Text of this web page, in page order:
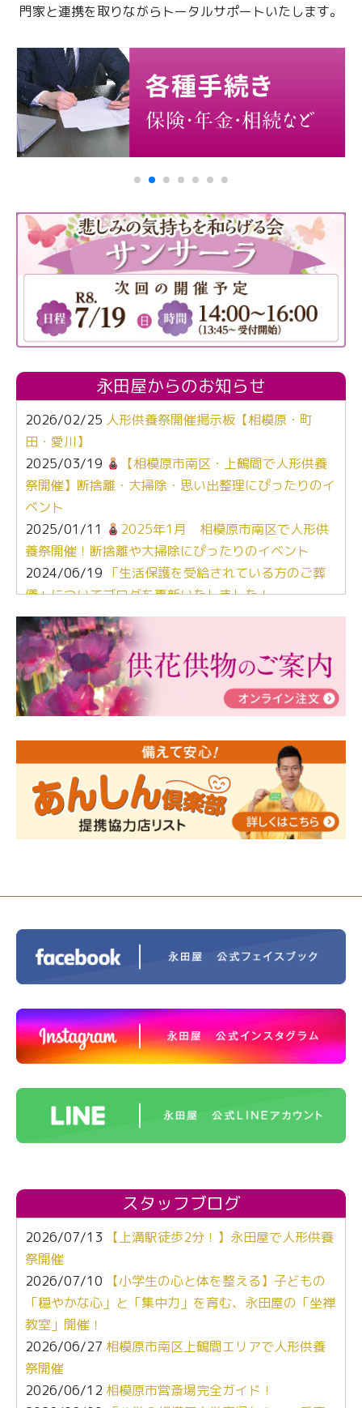
門家と連携を取りながらトータルサポートいたします。
永田屋からのお知らせ
2026/02/25 人形供養祭開催掲示板【相模原・町
田・愛川】
2025/03/19
【相模原市南区・上鶴間で人形供養
祭開催】断捨離・大掃除・思い出整理にぴったりのイ
ベント
2025/01/11
2025年1月 相模原市南区で人形供
養祭開催！断捨離や大掃除にぴったりのイベント
2024/06/19 「生活保護を受給されている方のご葬
儀」についてブログを更新いたしました！
2024/03/06【終活なるほど教室】「マンガで学
ぶ！はじめてのお葬式」小さな家族葬ハウス®町田成
瀬 ご参加ありがとうございました！
2024/01/19令和6年能登半島地震災害の寄付のご報
告
人形供養 寄付のご報告
2023/12/16終活なるほど教室＠小さな家族葬ハウ
ス®上鶴間 エンディングノートを書いてみよう！
2023/11/29 永田屋創業110周年記念式典 レンブラ
ントホテル東京町田
スタッフブログ
2026/07/13
【上溝駅徒歩2分！】永田屋で人形供養
祭開催
2026/07/10
【小学生の心と体を整える】子どもの
「穏やかな心」と「集中力」を育む、永田屋の「坐禅
教室」開催！
2026/06/27 相模原市南区上鶴間エリアで人形供養
祭開催
2026/06/12 相模原市営斎場完全ガイド！